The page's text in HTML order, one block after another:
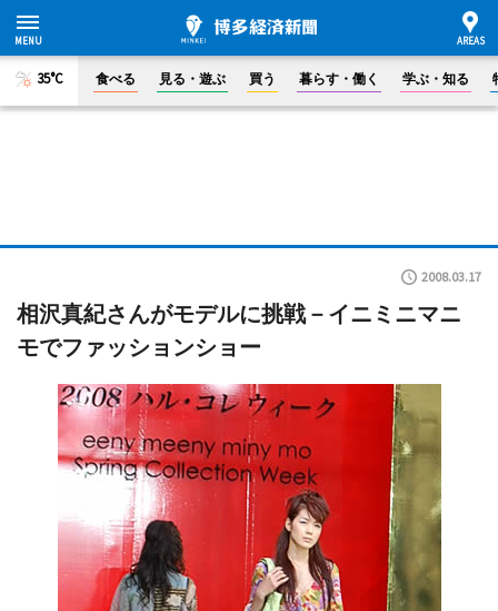
35°C 食べる 見る・遊ぶ 買う 暮らす・働く 学ぶ・知る
2008.03.17
相沢真紀さんがモデルに挑戦－イニミニマニ
モでファッションショー